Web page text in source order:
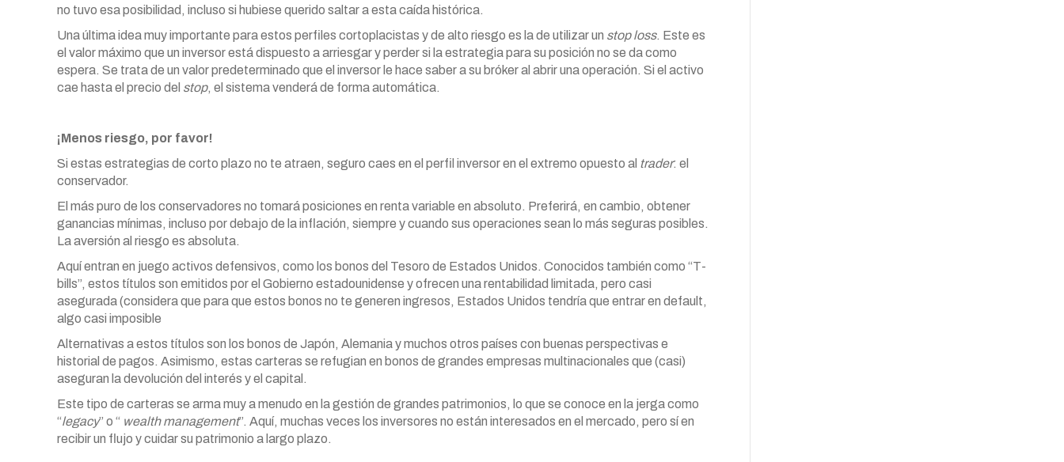
no tuvo esa posibilidad, incluso si hubiese querido saltar a esta caída histórica.
Una última idea muy importante para estos perfiles cortoplacistas y de alto riesgo es la de utilizar un stop loss. Este es
el valor máximo que un inversor está dispuesto a arriesgar y perder si la estrategia para su posición no se da como
espera. Se trata de un valor predeterminado que el inversor le hace saber a su bróker al abrir una operación. Si el activo
cae hasta el precio del stop, el sistema venderá de forma automática.
¡Menos riesgo, por favor!
Si estas estrategias de corto plazo no te atraen, seguro caes en el perfil inversor en el extremo opuesto al trader: el
conservador.
El más puro de los conservadores no tomará posiciones en renta variable en absoluto. Preferirá, en cambio, obtener
ganancias mínimas, incluso por debajo de la inflación, siempre y cuando sus operaciones sean lo más seguras posibles.
La aversión al riesgo es absoluta.
Aquí entran en juego activos defensivos, como los bonos del Tesoro de Estados Unidos. Conocidos también como “T-
bills”, estos títulos son emitidos por el Gobierno estadounidense y ofrecen una rentabilidad limitada, pero casi
asegurada (considera que para que estos bonos no te generen ingresos, Estados Unidos tendría que entrar en default,
algo casi imposible
Alternativas a estos títulos son los bonos de Japón, Alemania y muchos otros países con buenas perspectivas e
historial de pagos. Asimismo, estas carteras se refugian en bonos de grandes empresas multinacionales que (casi)
aseguran la devolución del interés y el capital.
Este tipo de carteras se arma muy a menudo en la gestión de grandes patrimonios, lo que se conoce en la jerga como
“legacy” o “ wealth management”. Aquí, muchas veces los inversores no están interesados en el mercado, pero sí en
recibir un flujo y cuidar su patrimonio a largo plazo.